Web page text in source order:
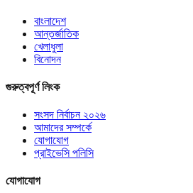
বাংলাদেশ
আন্তর্জাতিক
খেলাধুলা
বিনোদন
গুরুত্বপূর্ণ লিংক
সংসদ নির্বাচন ২০২৬
আমাদের সম্পর্কে
যোগাযোগ
প্রাইভেসি পলিসি
যোগাযোগ